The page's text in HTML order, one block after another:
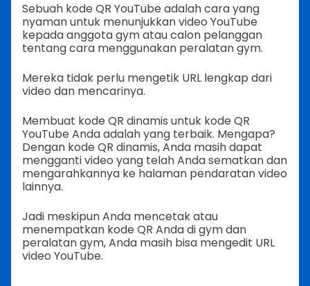
Sebuah kode QR YouTube adalah cara yang
nyaman untuk menunjukkan video YouTube
kepada anggota gym atau calon pelanggan
tentang cara menggunakan peralatan gym.
Mereka tidak perlu mengetik URL lengkap dari
video dan mencarinya.
Membuat kode QR dinamis untuk kode QR
YouTube Anda adalah yang terbaik. Mengapa?
Dengan kode QR dinamis, Anda masih dapat
mengganti video yang telah Anda sematkan dan
mengarahkannya ke halaman pendaratan video
lainnya.
Jadi meskipun Anda mencetak atau
menempatkan kode QR Anda di gym dan
peralatan gym, Anda masih bisa mengedit URL
video YouTube.